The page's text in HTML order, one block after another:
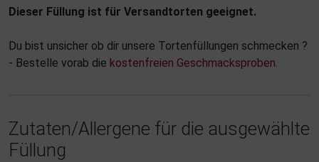
Dieser Füllung ist für Versandtorten geeignet.
Du bist unsicher ob dir unsere Tortenfüllungen schmecken ?
- Bestelle vorab die kostenfreien Geschmacksproben.
Zutaten/Allergene für die ausgewählte
Füllung